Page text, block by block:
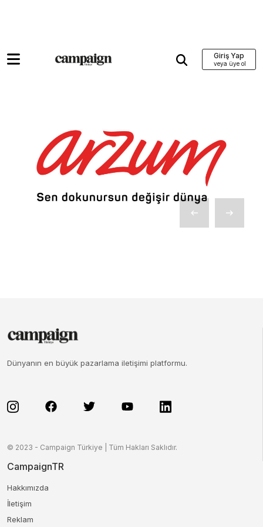
Giriş Yap
Dünyanın en büyük pazarlama iletişimi platformu.
© 2023 - Campaign Türkiye | Tüm Hakları Saklıdır.
CampaignTR
Hakkımızda
İletişim
Reklam